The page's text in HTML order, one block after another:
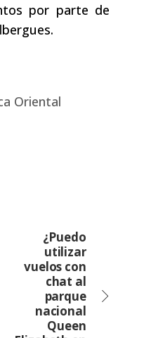
por parte de
Oriental
¿Puedo
utilizar
vuelos con
chat al
parque
nacional
Queen